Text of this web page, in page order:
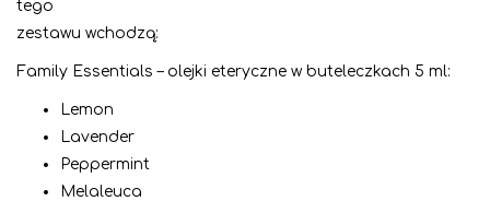
tego
zestawu wchodzą:
Family Essentials – olejki eteryczne w buteleczkach 5 ml:
Lemon
Lavender
Peppermint
Melaleuca